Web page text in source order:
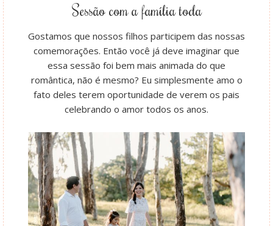
Sessão com a família toda
Gostamos que nossos filhos participem das nossas
comemorações. Então você já deve imaginar que
essa sessão foi bem mais animada do que
romântica, não é mesmo? Eu simplesmente amo o
fato deles terem oportunidade de verem os pais
celebrando o amor todos os anos.